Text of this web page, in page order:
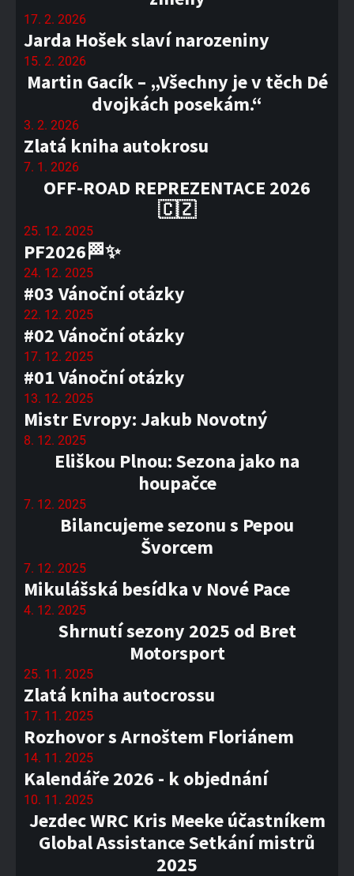
17. 2. 2026
Jarda Hošek slaví narozeniny
15. 2. 2026
Martin Gacík – „Všechny je v těch Dé
dvojkách posekám.“
3. 2. 2026
Zlatá kniha autokrosu
7. 1. 2026
OFF-ROAD REPREZENTACE 2026
🇨🇿
25. 12. 2025
PF2026🏁✨
24. 12. 2025
#03 Vánoční otázky
22. 12. 2025
#02 Vánoční otázky
17. 12. 2025
#01 Vánoční otázky
13. 12. 2025
Mistr Evropy: Jakub Novotný
8. 12. 2025
Eliškou Plnou: Sezona jako na
houpačce
7. 12. 2025
Bilancujeme sezonu s Pepou
Švorcem
7. 12. 2025
Mikulášská besídka v Nové Pace
4. 12. 2025
Shrnutí sezony 2025 od Bret
Motorsport
25. 11. 2025
Zlatá kniha autocrossu
17. 11. 2025
Rozhovor s Arnoštem Floriánem
14. 11. 2025
Kalendáře 2026 - k objednání
10. 11. 2025
Jezdec WRC Kris Meeke účastníkem
Global Assistance Setkání mistrů
2025